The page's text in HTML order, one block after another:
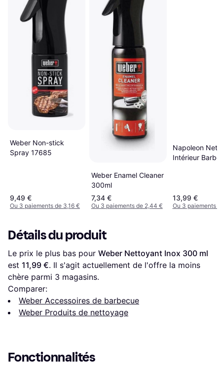
Weber Non-stick
Spray 17685
9,49 €
Ou 3 paiements de 3,16 €
Weber Enamel Cleaner
300ml
7,34 €
Ou 3 paiements de 2,44 €
Napoleon
Intérieur
13,99 €
Ou 3 paiements
Détails du produit
Le prix le plus bas pour Weber Nettoyant Inox 300 ml
est 11,99 €. Il s'agit actuellement de l'offre la moins
chère parmi 3 magasins.
Comparer:
Weber Accessoires de barbecue
Weber Produits de nettoyage
Fonctionnalités